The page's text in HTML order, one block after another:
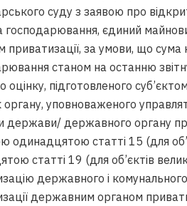
суду з заявою про
господарювання, єдиний
приватизації, за умови, що сума
станом на останню
оцінку, підготовленого
органу, уповноваженого
держави/ державного органу
одинадцятою статті 15 (для
статті 19 (для об’єктів
державного і
державним органом